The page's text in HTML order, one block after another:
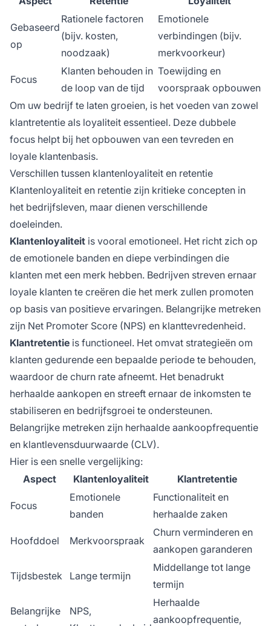
Gebaseerd
op
Rationele factoren
(bijv. kosten,
noodzaak)
Emotionele
verbindingen (bijv.
merkvoorkeur)
Focus
Klanten behouden in
de loop van de tijd
Toewijding en
voorspraak opbouwen
Om uw bedrijf te laten groeien, is het voeden van zowel
klantretentie als loyaliteit essentieel. Deze dubbele
focus helpt bij het opbouwen van een tevreden en
loyale klantenbasis.
Verschillen tussen klantenloyaliteit en retentie
Klantenloyaliteit en retentie zijn kritieke concepten in
het bedrijfsleven, maar dienen verschillende
doeleinden.
Klantenloyaliteit is vooral emotioneel. Het richt zich op
de emotionele banden en diepe verbindingen die
klanten met een merk hebben. Bedrijven streven ernaar
loyale klanten te creëren die het merk zullen promoten
op basis van positieve ervaringen. Belangrijke metreken
zijn Net Promoter Score (NPS) en klanttevredenheid.
Klantretentie is functioneel. Het omvat strategieën om
klanten gedurende een bepaalde periode te behouden,
waardoor de churn rate afneemt. Het benadrukt
herhaalde aankopen en streeft ernaar de inkomsten te
stabiliseren en bedrijfsgroei te ondersteunen.
Belangrijke metreken zijn herhaalde aankoopfrequentie
en klantlevensduurwaarde (CLV).
Hier is een snelle vergelijking:
Aspect
Klantenloyaliteit Klantretentie
Focus
Emotionele
banden
Functionaliteit en
herhaalde zaken
Hoofddoel Merkvoorspraak
Churn verminderen en
aankopen garanderen
Tijdsbestek Lange termijn
Middellange tot lange
termijn
Belangrijke
NPS,
Herhaalde
aankoopfrequentie,